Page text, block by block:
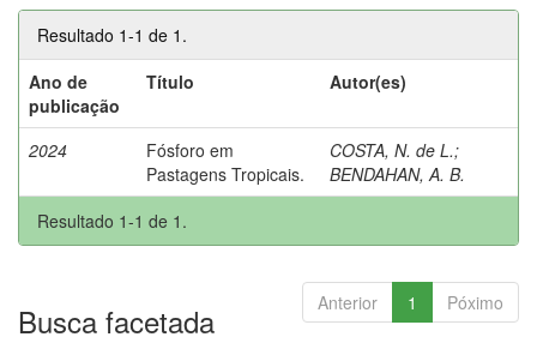
Resultado 1-1 de 1.
Ano de
publicação
Título Autor(es)
2024
Fósforo em
Pastagens Tropicais.
COSTA, N. de L.;
BENDAHAN, A. B.
Resultado 1-1 de 1.
Anterior 1 Póximo
Busca facetada